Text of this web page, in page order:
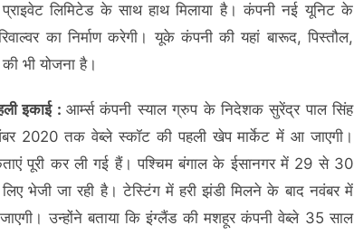
लिमिटेड के साथ हाथ मिलाया है। कंपनी नई यूनिट के
का निर्माण करेगी। यूके कंपनी की यहां बारूद, पिस्तौल,
भी योजना है।
इकाई : आर्म्स कंपनी स्याल ग्रुप के निदेशक सुरेंद्र पाल सिंह
2020 तक वेब्ले स्कॉट की पहली खेप मार्केट में आ जाएगी।
पूरी कर ली गई हैं। पश्चिम बंगाल के ईसानगर में 29 से 30
भेजी जा रही है। टेस्टिंग में हरी झंडी मिलने के बाद नवंबर में
उन्होंने बताया कि इंग्लैंड की मशहूर कंपनी वेब्ले 35 साल